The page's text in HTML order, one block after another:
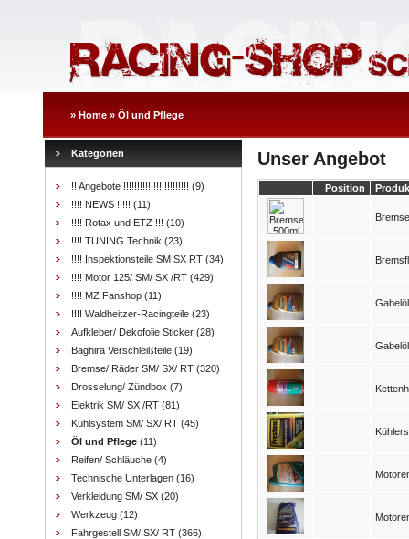
» Home » Öl und Pflege
Kategorien
!! Angebote !!!!!!!!!!!!!!!!!!!!!!!! (9)
!!!! NEWS !!!!! (11)
!!!! Rotax und ETZ !!! (10)
!!!! TUNING Technik (23)
!!!! Inspektionsteile SM SX RT (34)
!!!! Motor 125/ SM/ SX /RT (429)
!!!! MZ Fanshop (11)
!!!! Waldheitzer-Racingteile (23)
Aufkleber/ Dekofolie Sticker (28)
Baghira Verschleißteile (19)
Bremse/ Räder SM/ SX/ RT (320)
Drosselung/ Zündbox (7)
Elektrik SM/ SX /RT (81)
Kühlsystem SM/ SX/ RT (45)
Öl und Pflege (11)
Reifen/ Schläuche (4)
Technische Unterlagen (16)
Verkleidung SM/ SX (20)
Werkzeug (12)
Fahrgestell SM/ SX/ RT (366)
Unser Angebot
Position